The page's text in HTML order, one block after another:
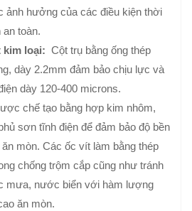
ảnh hưởng của các điều kiện thời
toàn.
kim loại: Cột trụ bằng ống thép
dày 2.2mm đảm bảo chịu lực và
dày 120-400 microns.
chế tạo bằng hợp kim nhôm,
sơn tĩnh điện để đảm bảo độ bền
mòn. Các ốc vít làm bằng thép
chống trộm cắp cũng như tránh
mưa, nước biển với hàm lượng
ăn mòn.